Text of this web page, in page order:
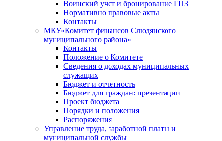
Воинский учет и бронирование ГПЗ
Нормативно правовые акты
Контакты
МКУ«Комитет финансов Слюдянского
муниципального района»
Контакты
Положение о Комитете
Сведения о доходах муниципальных
служащих
Бюджет и отчетность
Бюджет для граждан: презентации
Проект бюджета
Порядки и положения
Распоряжения
Управление труда, заработной платы и
муниципальной службы